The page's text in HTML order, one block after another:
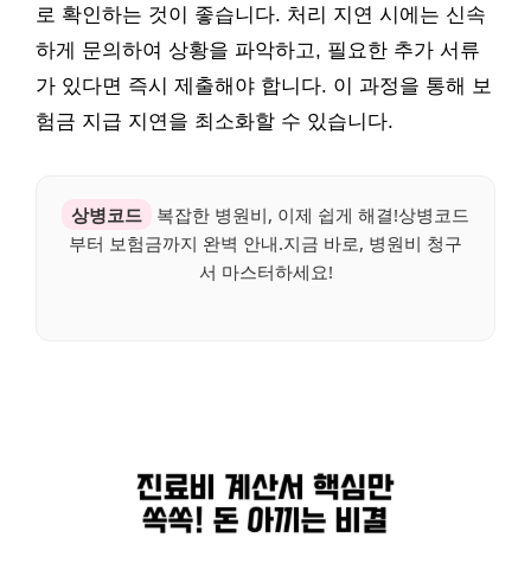
로 확인하는 것이 좋습니다. 처리 지연 시에는 신속
하게 문의하여 상황을 파악하고, 필요한 추가 서류
가 있다면 즉시 제출해야 합니다. 이 과정을 통해 보
험금 지급 지연을 최소화할 수 있습니다.
상병코드
복잡한 병원비, 이제 쉽게 해결!상병코드
부터 보험금까지 완벽 안내.지금 바로, 병원비 청구
서 마스터하세요!